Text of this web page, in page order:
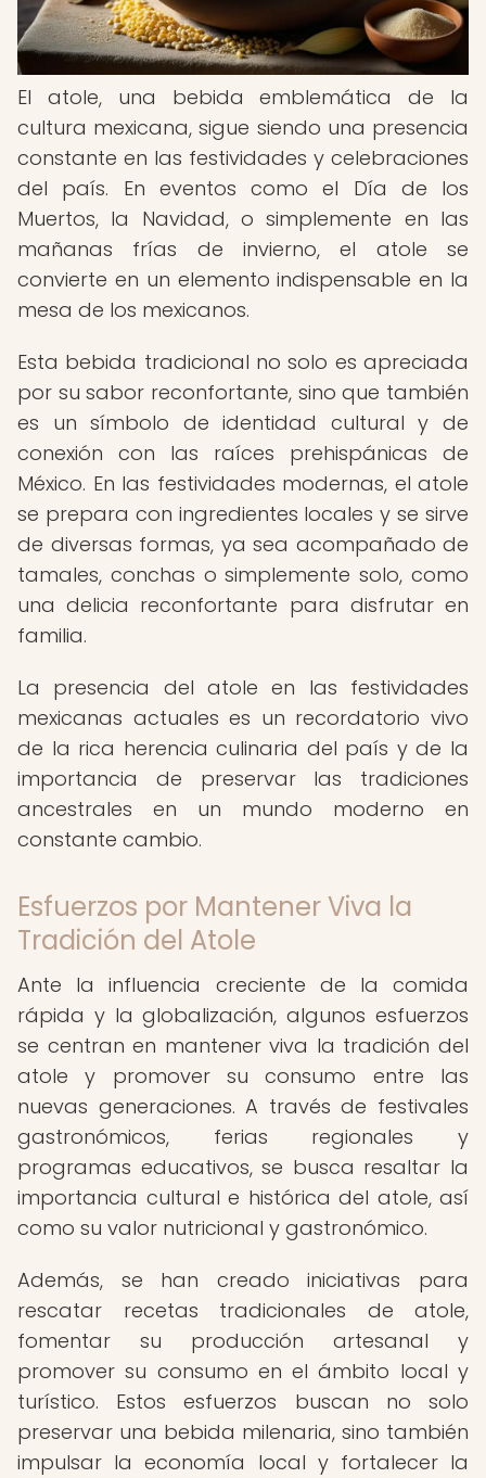
El atole, una bebida emblemática de la
cultura mexicana, sigue siendo una presencia
constante en las festividades y celebraciones
del país. En eventos como el Día de los
Muertos, la Navidad, o simplemente en las
mañanas frías de invierno, el atole se
convierte en un elemento indispensable en la
mesa de los mexicanos.
Esta bebida tradicional no solo es apreciada
por su sabor reconfortante, sino que también
es un símbolo de identidad cultural y de
conexión con las raíces prehispánicas de
México. En las festividades modernas, el atole
se prepara con ingredientes locales y se sirve
de diversas formas, ya sea acompañado de
tamales, conchas o simplemente solo, como
una delicia reconfortante para disfrutar en
familia.
La presencia del atole en las festividades
mexicanas actuales es un recordatorio vivo
de la rica herencia culinaria del país y de la
importancia de preservar las tradiciones
ancestrales en un mundo moderno en
constante cambio.
Esfuerzos por Mantener Viva la
Tradición del Atole
Ante la influencia creciente de la comida
rápida y la globalización, algunos esfuerzos
se centran en mantener viva la tradición del
atole y promover su consumo entre las
nuevas generaciones. A través de festivales
gastronómicos, ferias regionales y
programas educativos, se busca resaltar la
importancia cultural e histórica del atole, así
como su valor nutricional y gastronómico.
Además, se han creado iniciativas para
rescatar recetas tradicionales de atole,
fomentar su producción artesanal y
promover su consumo en el ámbito local y
turístico. Estos esfuerzos buscan no solo
preservar una bebida milenaria, sino también
impulsar la economía local y fortalecer la